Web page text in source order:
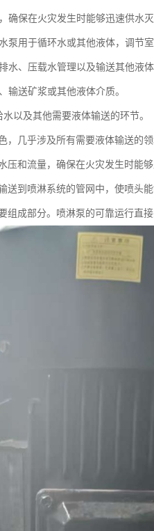
保在火灾发生时能够迅速供水灭
用于循环水或其他液体，调节室
水、压载水管理以及输送其他液体
输送矿浆或其他液体介质。
以及其他需要液体输送的环节。
几乎涉及所有需要液体输送的领
压和流量，确保在火灾发生时能
送到喷淋系统的管网中，使喷头
成部分。喷淋泵的可靠运行直